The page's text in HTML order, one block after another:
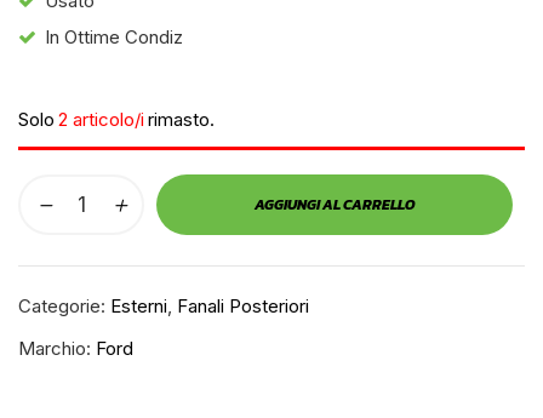
In Ottime Condiz
Solo 2 articolo/i rimasto.
AGGIUNGI AL CARRELLO
Categorie: Esterni Fanali Posteriori
Marchio: Ford